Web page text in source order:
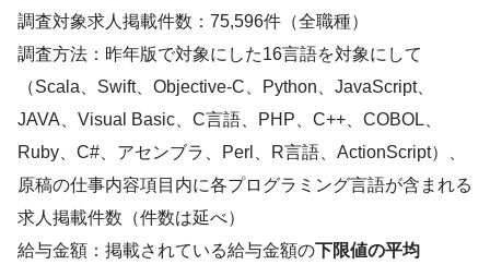
調査対象求人掲載件数：75,596件（全職種）
調査方法：昨年版で対象にした16言語を対象にして
（Scala、Swift、Objective-C、Python、JavaScript、
JAVA、Visual Basic、C言語、PHP、C++、COBOL、
Ruby、C#、アセンブラ、Perl、R言語、ActionScript）、
原稿の仕事内容項目内に各プログラミング言語が含まれる
求人掲載件数（件数は延べ）
給与金額：掲載されている給与金額の下限値の平均